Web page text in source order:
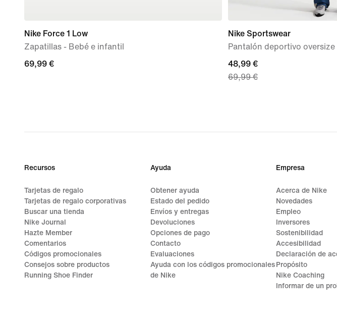
Nike Force 1 Low
Zapatillas - Bebé e infantil
69,99 €
69,99 €
Nike Sportswear
Pantalón deportivo
current
price
69,99 €
48,99 €
69,99 €
Recursos
Tarjetas de regalo
Tarjetas de regalo corporativas
Buscar una tienda
Nike Journal
Hazte Member
Comentarios
Códigos promocionales
Consejos sobre productos
Running Shoe Finder
Ayuda
Obtener ayuda
Estado del pedido
Envíos y entregas
Devoluciones
Opciones de pago
Contacto
Evaluaciones
Ayuda con los códigos promocionales
de Nike
Empresa
Acerca de Nike
Novedades
Empleo
Inversores
Sostenibilidad
Accesibilidad
Declaración de
Propósito
Nike Coaching
Informar de un